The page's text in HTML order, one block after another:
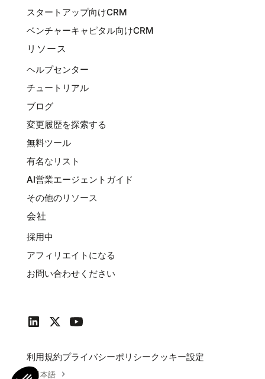
スタートアップ向けCRM
ベンチャーキャピタル向けCRM
リソース
ヘルプセンター
チュートリアル
ブログ
変更履歴を探索する
無料ツール
有名なリスト
AI営業エージェントガイド
その他のリソース
会社
採用中
アフィリエイトになる
お問い合わせください
利用規約プライバシーポリシークッキー設定
日本語